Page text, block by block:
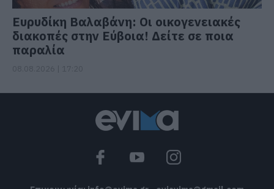
Ευρυδίκη Βαλαβάνη: Οι οικογενειακές
διακοπές στην Εύβοια! Δείτε σε ποια
παραλία